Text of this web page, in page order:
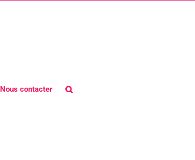
Nous contacter